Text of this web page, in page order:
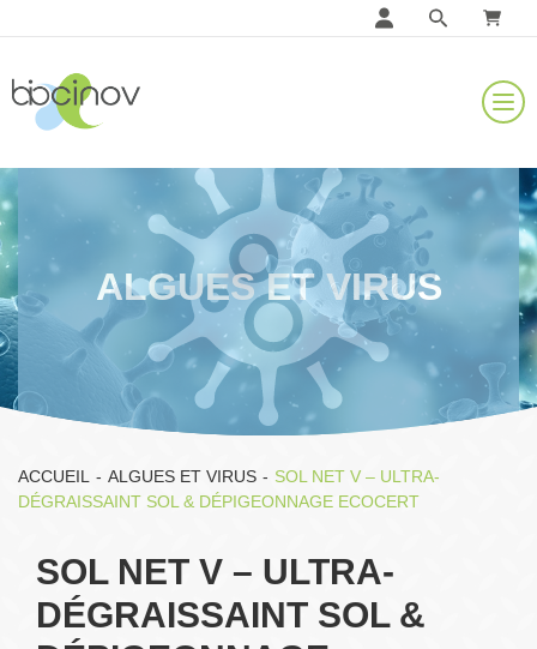
ALGUES ET VIRUS
ACCUEIL - ALGUES ET VIRUS - SOL NET V – ULTRA-
DÉGRAISSAINT SOL & DÉPIGEONNAGE ECOCERT
SOL NET V – ULTRA-
DÉGRAISSAINT SOL &